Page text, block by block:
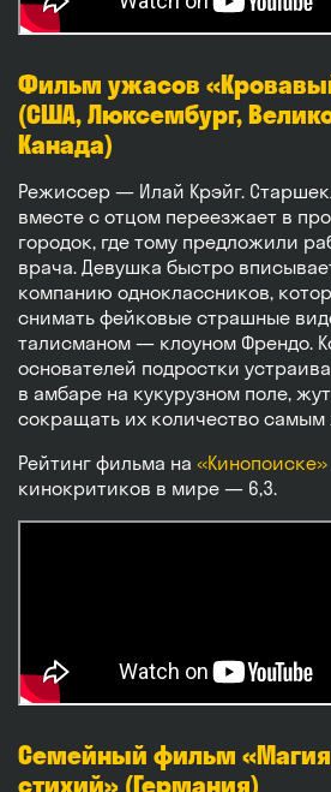
Фильм ужасов
(США, Люксембург,
Канада)
Режиссер — Илай Крэйг.
вместе с отцом переезжает в
городок, где тому предложили
врача. Девушка быстро
компанию одноклассников,
снимать фейковые страшные
талисманом — клоуном Френдо.
основателей подростки
в амбаре на кукурузном поле,
сокращать их количество
Рейтинг фильма на «Кинопоиске»
кинокритиков в мире — 6,3.
Семейный фильм
стихий» (Германия)